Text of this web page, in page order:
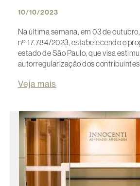
10/10/2023
Na última semana, em 03 de
nº 17.784/2023, estabelecendo o
estado de São Paulo, que visa
autorregularização dos
Veja mais